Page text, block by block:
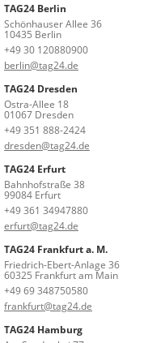
TAG24 Berlin
Schönhauser Allee 36
10435 Berlin
+49 30 120880900
berlin@tag24.de
TAG24 Dresden
Ostra-Allee 18
01067 Dresden
+49 351 888-2424
dresden@tag24.de
TAG24 Erfurt
Bahnhofstraße 38
99084 Erfurt
+49 361 34947880
erfurt@tag24.de
TAG24 Frankfurt a. M.
Friedrich-Ebert-Anlage 36
60325 Frankfurt am Main
+49 69 348750580
frankfurt@tag24.de
TAG24 Hamburg